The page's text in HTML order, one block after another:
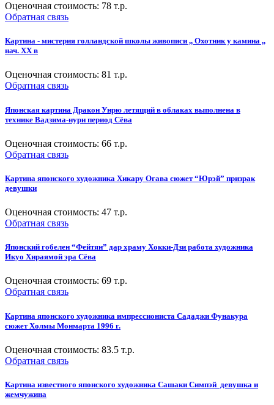
Оценочная стоимость: 78 т.р.
Обратная связь
Картина - мистерия голландской школы живописи ,, Охотник у камина ,,
нач. XX в
Оценочная стоимость: 81 т.р.
Обратная связь
Японская картина Дракон Унрю летящий в облаках выполнена в
технике Вадзима-нури период Сёва
Оценочная стоимость: 66 т.р.
Обратная связь
Картина японского художника Хикару Огава сюжет “Юрэй” призрак
девушки
Оценочная стоимость: 47 т.р.
Обратная связь
Японский гобелен “Фейтян” дар храму Хокки-Дзи работа художника
Икуо Хираямой эра Сёва
Оценочная стоимость: 69 т.р.
Обратная связь
Картина японского художника импрессиониста Сададжи Фунакура
сюжет Холмы Монмарта 1996 г.
Оценочная стоимость: 83.5 т.р.
Обратная связь
Картина известного японского художника Сашаки Симпэй девушка и
жемчужина